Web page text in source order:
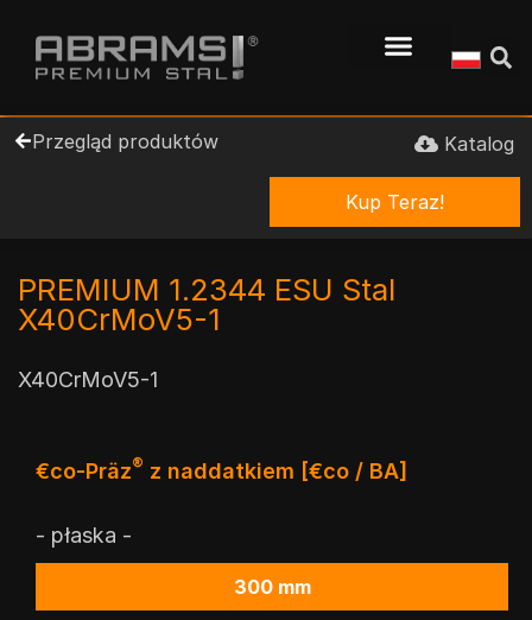
Przegląd produktów Katalog
Kup Teraz!
PREMIUM 1.2344 ESU Stal
X40CrMoV5-1
X40CrMoV5-1
€co-Präz® z naddatkiem [€co / BA]
- płaska -
300 mm